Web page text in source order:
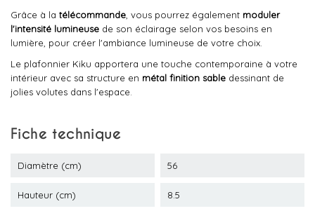
Grâce à la télécommande , vous pourrez également moduler
l'intensité lumineuse de son éclairage selon vos besoins en
lumière, pour créer l'ambiance lumineuse de votre choix.
Le plafonnier Kiku apportera une touche contemporaine à votre
intérieur avec sa structure en métal finition sable dessinant de
jolies volutes dans l'espace.
Fiche technique
Diamètre (cm) 56
Hauteur (cm) 8.5